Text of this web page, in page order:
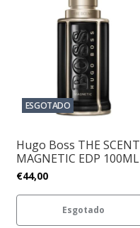
ESGOTADO
Hugo Boss THE SCENT
MAGNETIC EDP 100ML
€44,00
Esgotado